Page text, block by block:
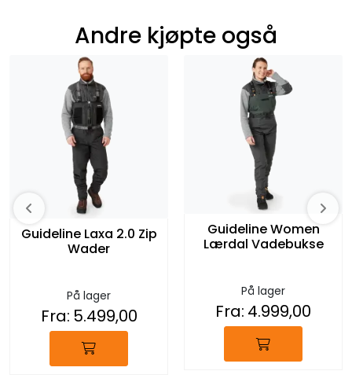
Andre kjøpte også
Guideline Laxa 2.0 Zip
Wader
På lager
Fra: 5.499,00
Guideline Women
Lærdal Vadebukse
På lager
Fra: 4.999,00